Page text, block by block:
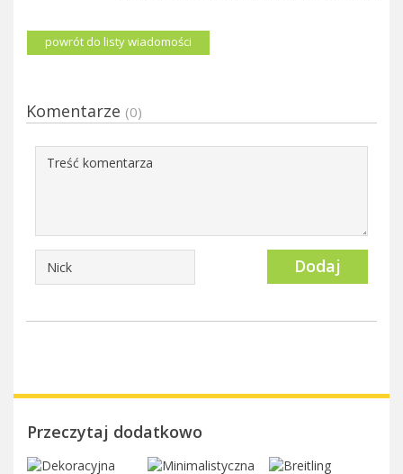
powrót do listy wiadomości
Komentarze (0)
Dodaj
Przeczytaj dodatkowo